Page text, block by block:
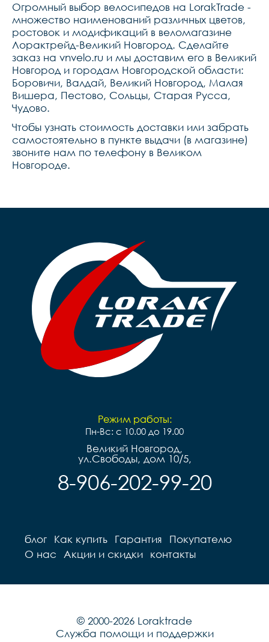
Огромный выбор велосипедов на LorakTrade -
множество наименований различных цветов,
ростовок и модификаций в веломагазине
Лорактрейд-Великий Новгород. Сделайте
заказ на vnvelo.ru и мы доставим его в Великий
Новгород и городам Новгородской области:
Боровичи, Валдай, Великий Новгород, Малая
Вишера, Пестово, Сольцы, Старая Русса,
Чудово.
Чтобы узнать стоимость доставки или забрать
самостоятельно в пункте выдачи (в магазине)
звоните нам по телефону в Великом
Новгороде.
Режим работы:
Пн-Вс: с 10.00 до 19.00
Великий Новгород,
ул.Свободы, дом 10/5,
8-906-202-99-20
блог Как купить Гарантия
Покупателю
О нас
Акции и скидки контакты
© 2000-2026 Loraktrade
Служба помощи и поддержки